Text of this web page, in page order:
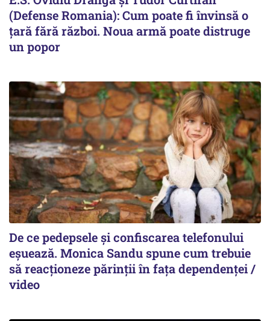
(Defense Romania): Cum poate fi învinsă o
țară fără război. Noua armă poate distruge
un popor
De ce pedepsele și confiscarea telefonului
eșuează. Monica Sandu spune cum trebuie
să reacționeze părinții în fața dependenței /
video